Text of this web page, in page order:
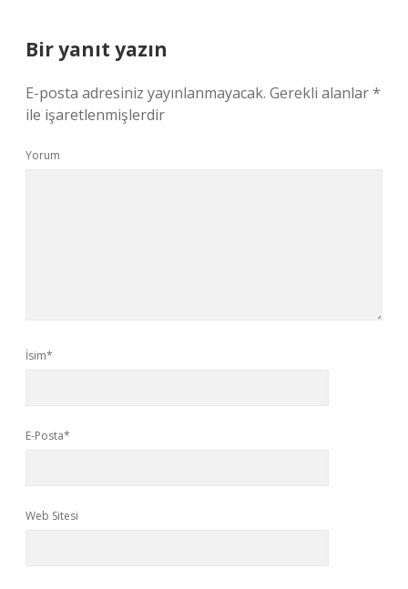
Bir yanıt yazın
E-posta adresiniz yayınlanmayacak. Gerekli alanlar*
ile işaretlenmişlerdir
Yorum
İsim*
E-Posta*
Web Sitesi